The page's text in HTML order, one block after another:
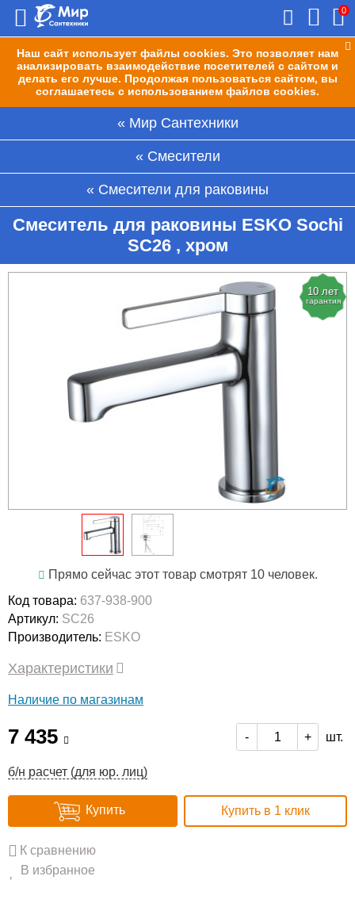
Наш сайт использует файлы cookies. Это позволяет нам
анализировать взаимодействие посетителей с сайтом и
делать его лучше. Продолжая пользоваться сайтом, вы
соглашаетесь с использованием файлов cookies.
0
Мир Сантехники
Смесители
Смесители для раковины
Смеситель для раковины ESKO Sochi
SC26 , хром
10 лет
гарантия
Прямо сейчас этот товар смотрят 10 человек.
Код товара: 637-938-900
Артикул: SC26
Производитель: ESKO
Характеристики
Наличие по магазинам
7 435 - + шт.
б/н расчет (для юр. лиц)
Купить Купить в 1 клик
К сравнению
В избранное